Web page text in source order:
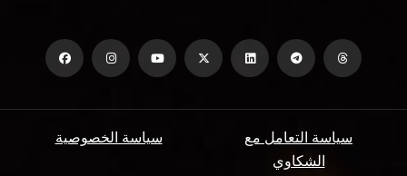
سياسة الخصوصية
سياسة التعامل مع
الشكاوي